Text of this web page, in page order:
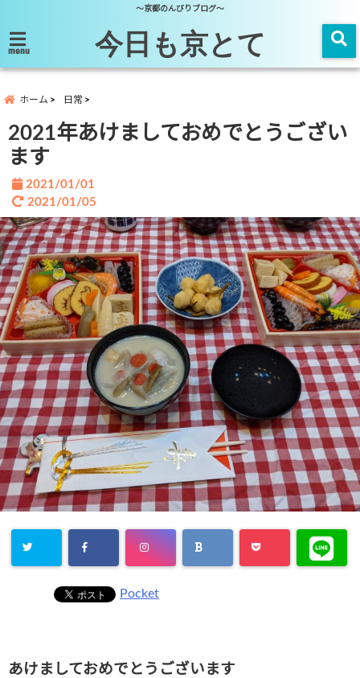
～京都のんびりブログ～
menu 今日も京とて
ホーム 日常
2021年あけましておめでとうござい
ます
2021/01/01
2021/01/05
Pocket
あけましておめでとうございます